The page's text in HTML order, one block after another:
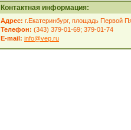
Контактная информация:
Адрес: г.Екатеринбург, площадь Первой
Телефон: (343) 379-01-69; 379-01-74
E-mail: info@vep.ru